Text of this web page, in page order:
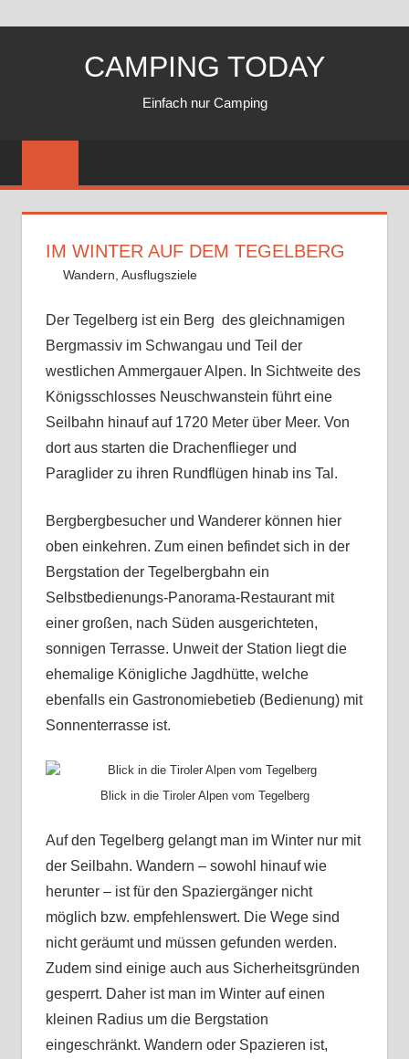
CAMPING TODAY
Einfach nur Camping
IM WINTER AUF DEM TEGELBERG
15. Februar 2020
Andy
Wandern ,Ausflugsziele
Der Tegelberg ist ein Berg des gleichnamigen
Bergmassiv im Schwangau und Teil der
westlichen Ammergauer Alpen. In Sichtweite des
Königsschlosses Neuschwanstein führt eine
Seilbahn hinauf auf 1720 Meter über Meer. Von
dort aus starten die Drachenflieger und
Paraglider zu ihren Rundflügen hinab ins Tal.
Bergbergbesucher und Wanderer können hier
oben einkehren. Zum einen befindet sich in der
Bergstation der Tegelbergbahn ein
Selbstbedienungs-Panorama-Restaurant mit
einer großen, nach Süden ausgerichteten,
sonnigen Terrasse. Unweit der Station liegt die
ehemalige Königliche Jagdhütte, welche
ebenfalls ein Gastronomiebetieb (Bedienung) mit
Sonnenterrasse ist.
Blick in die Tiroler Alpen vom Tegelberg
Auf den Tegelberg gelangt man im Winter nur mit
der Seilbahn. Wandern – sowohl hinauf wie
herunter – ist für den Spaziergänger nicht
möglich bzw. empfehlenswert. Die Wege sind
nicht geräumt und müssen gefunden werden.
Zudem sind einige auch aus Sicherheitsgründen
gesperrt. Daher ist man im Winter auf einen
kleinen Radius um die Bergstation
eingeschränkt. Wandern oder Spazieren ist,